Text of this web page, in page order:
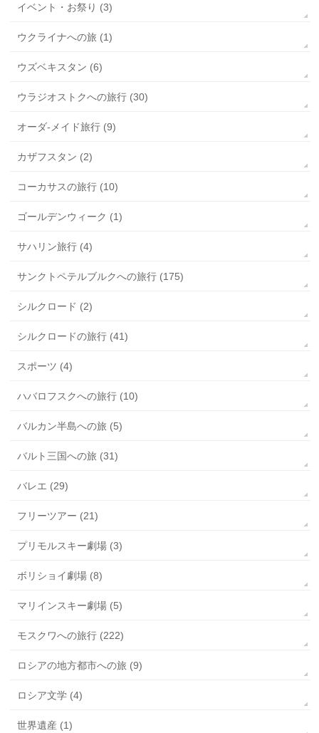
イベント・お祭り (3)
ウクライナへの旅 (1)
ウズベキスタン (6)
ウラジオストクへの旅行 (30)
オーダ-メイド旅行 (9)
カザフスタン (2)
コーカサスの旅行 (10)
ゴールデンウィーク (1)
サハリン旅行 (4)
サンクトペテルブルクへの旅行 (175)
シルクロード (2)
シルクロードの旅行 (41)
スポーツ (4)
ハバロフスクへの旅行 (10)
バルカン半島への旅 (5)
バルト三国への旅 (31)
バレエ (29)
フリーツアー (21)
プリモルスキー劇場 (3)
ボリショイ劇場 (8)
マリインスキー劇場 (5)
モスクワへの旅行 (222)
ロシアの地方都市への旅 (9)
ロシア文学 (4)
世界遺産 (1)